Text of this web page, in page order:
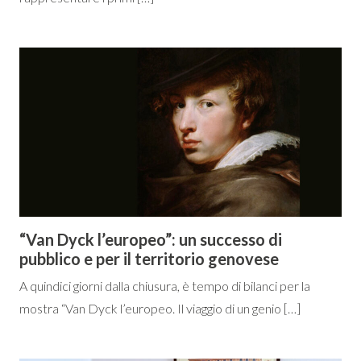
“Van Dyck l’europeo”: un successo di
pubblico e per il territorio genovese
A quindici giorni dalla chiusura, è tempo di bilanci per la
mostra “Van Dyck l’europeo. Il viaggio di un genio […]